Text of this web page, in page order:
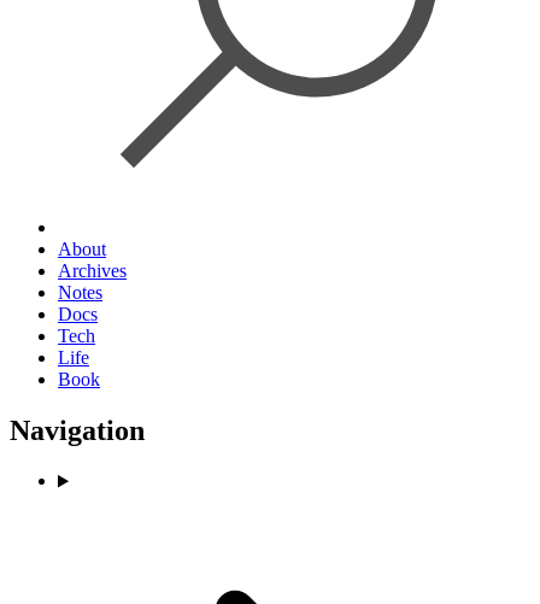
About
Archives
Notes
Docs
Tech
Life
Book
Navigation